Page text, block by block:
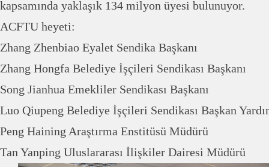
kapsamında yaklaşık 134 milyon üyesi bulunuyor.
ACFTU heyeti:
Zhang Zhenbiao Eyalet Sendika Başkanı
Zhang Hongfa Belediye İşçileri Sendikası Başkanı
Song Jianhua Emekliler Sendikası Başkanı
Luo Qiupeng Belediye İşçileri Sendikası Başkan
Peng Haining Araştırma Enstitüsü Müdürü
Tan Yanping Uluslararası İlişkiler Dairesi Müdürü